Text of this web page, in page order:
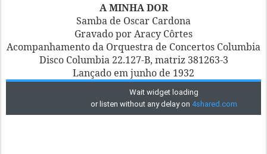
A MINHA DOR
Samba de Oscar Cardona
Gravado por Aracy Côrtes
Acompanhamento da Orquestra de Concertos Columbia
Disco Columbia 22.127-B, matriz 381263-3
Lançado em junho de 1932